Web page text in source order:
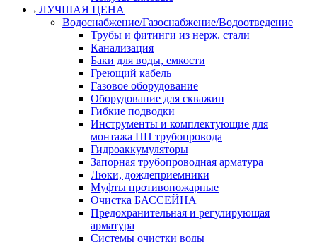
ЛУЧШАЯ ЦЕНА
Водоснабжение/Газоснабжение/Водоотведение
Трубы и фитинги из нерж. стали
Канализация
Баки для воды, емкости
Греющий кабель
Газовое оборудование
Оборудование для скважин
Гибкие подводки
Инструменты и комплектующие для
монтажа ПП трубопровода
Гидроаккумуляторы
Запорная трубопроводная арматура
Люки, дождеприемники
Муфты противопожарные
Очистка БАССЕЙНА
Предохранительная и регулирующая
арматура
Системы очистки воды